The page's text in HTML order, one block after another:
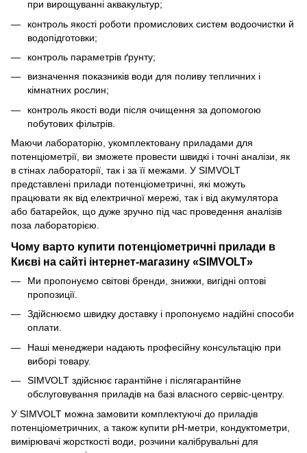
при вирощуванні аквакультур;
контроль якості роботи промислових систем водоочистки й
водопідготовки;
контроль параметрів ґрунту;
визначення показників води для поливу тепличних і
кімнатних рослин;
контроль якості води після очищення за допомогою
побутових фільтрів.
Маючи лабораторію, укомплектовану приладами для
потенціометрії, ви зможете провести швидкі і точні аналізи, як
в стінах лабораторії, так і за її межами. У SIMVOLT
представлені прилади потенціометричні, які можуть
працювати як від електричної мережі, так і від акумулятора
або батарейок, що дуже зручно під час проведення аналізів
поза лабораторією.
Чому варто купити потенціометричні прилади в
Києві на сайті інтернет-магазину «SIMVOLT»
Ми пропонуємо світові бренди, знижки, вигідні оптові
пропозиції.
Здійснюємо швидку доставку і пропонуємо надійні способи
оплати.
Наші менеджери надають професійну консультацію при
виборі товару.
SIMVOLT здійснює гарантійне і післягарантійне
обслуговування приладів на базі власного сервіс-центру.
У SIMVOLT можна замовити комплектуючі до приладів
потенціометричних, а також купити pH-метри, кондуктометри,
вимірювачі жорсткості води, розчини калібрувальні для